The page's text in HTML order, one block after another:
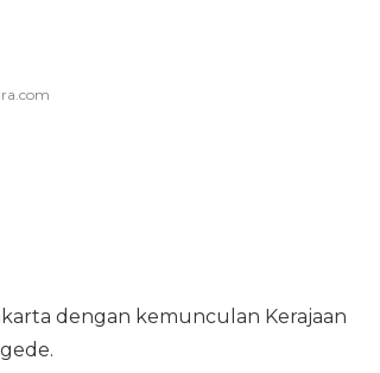
dengan kemunculan Kerajaan